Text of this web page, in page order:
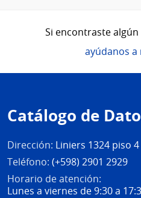
Si encontraste
ayúdanos
de
página
Catálogo de
Dirección: Liniers 1324 piso 4
Teléfono: (+598) 2901 2929
Horario de atención:
Lunes a viernes de 9:30 a